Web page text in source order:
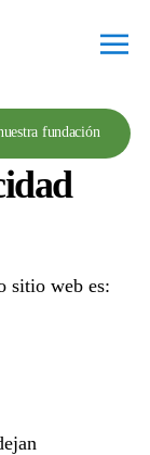
fundación
sitio web es: